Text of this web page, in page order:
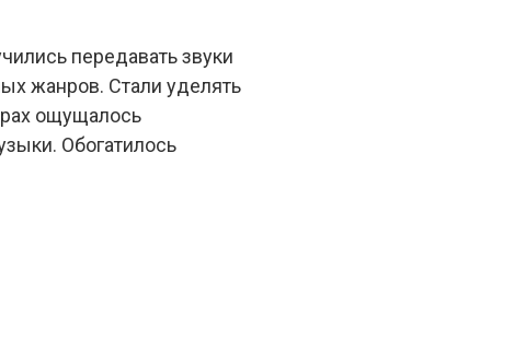
передавать звуки
жанров. Стали уделять
ощущалось
Обогатилось